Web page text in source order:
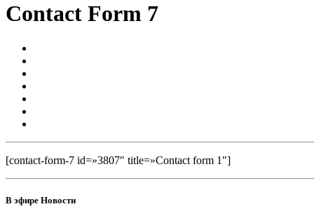
Contact Form 7
[contact-form-7 id=»3807″ title=»Contact form 1″]
В эфире Новости